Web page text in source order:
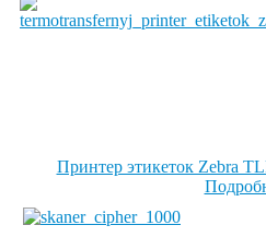
Принтер этикеток Zebra